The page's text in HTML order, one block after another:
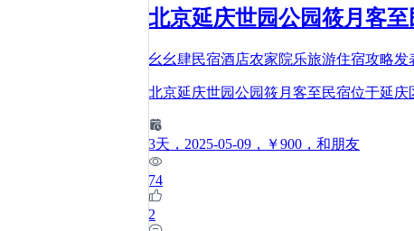
北京延庆世园公园筱月客
幺幺肆民宿酒店农家院乐旅游住宿攻略发
北京延庆世园公园筱月客至民宿位于延
3天 ，2025-05-09 ，￥900 ，和朋友
74
2